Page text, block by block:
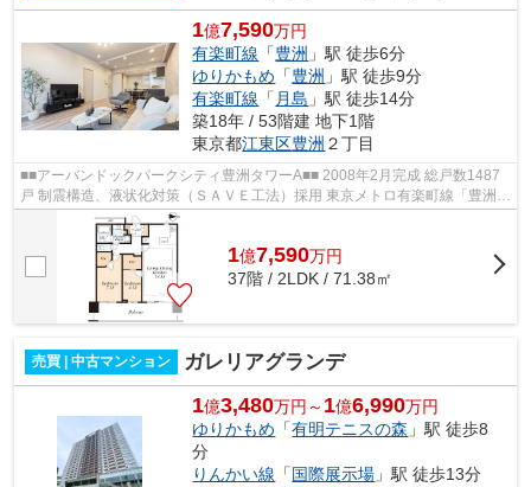
1億7,590万円
有楽町線 「豊洲 」駅 徒歩6分
ゆりかもめ 「豊洲 」駅 徒歩9分
有楽町線 「 月島 」駅 徒歩14分
築18年 / 53階建 地下1階
東京都江東区豊洲 ２丁目
■■アーバンドックパークシティ豊洲タワーA■■ 2008年2月完成 総戸数1487
戸 制震構造、液状化対策（ＳＡＶＥ工法）採用 東京メトロ有楽町線「豊洲」
駅徒歩6分 ゆりかもめ「豊洲」駅徒...
1億7,590万円
37階 / 2LDK / 71.38㎡
売買 | 中古マンション ガレリアグランデ
1億3,480万円～ 1億6,990万円
ゆりかもめ 「有明テニスの森 」駅 徒歩8
分
りんかい線 「国際展示場 」駅 徒歩13分